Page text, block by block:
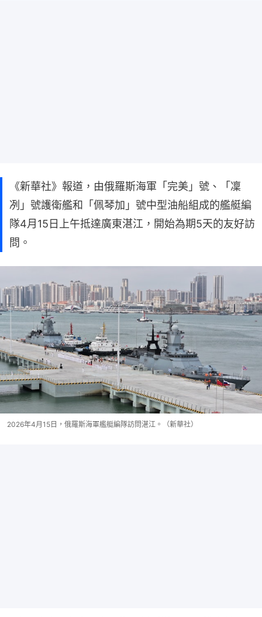
《新華社》報道，由俄羅斯海軍「完美」號、「凜
冽」號護衛艦和「佩琴加」號中型油船組成的艦艇編
隊4月15日上午抵達廣東湛江，開始為期5天的友好訪
問。
2026年4月15日，俄羅斯海軍艦艇編隊訪問湛江。（新華社）